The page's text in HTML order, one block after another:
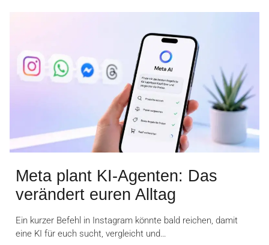
Meta plant KI-Agenten: Das
verändert euren Alltag
Ein kurzer Befehl in Instagram könnte bald reichen, damit
eine KI für euch sucht, vergleicht und…